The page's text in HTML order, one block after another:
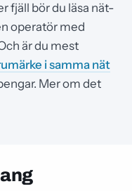
fjäll bör du läsa nät-
operatör med
är du mest
i samma nät
Mer om det